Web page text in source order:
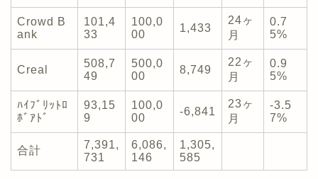
Crowd B
ank
101,4
33
100,0
00
1,433
24ヶ
月
0.7
5%
Creal
508,7
49
500,0
00
8,749
22ヶ
月
0.9
5%
ﾊｲﾌﾞﾘｯﾄﾛ
ﾎﾞｱﾄﾞ
93,15
9
100,0
00
-6,841
23ヶ
月
-3.5
7%
合計
7,391,
731
6,086,
146
1,305,
585